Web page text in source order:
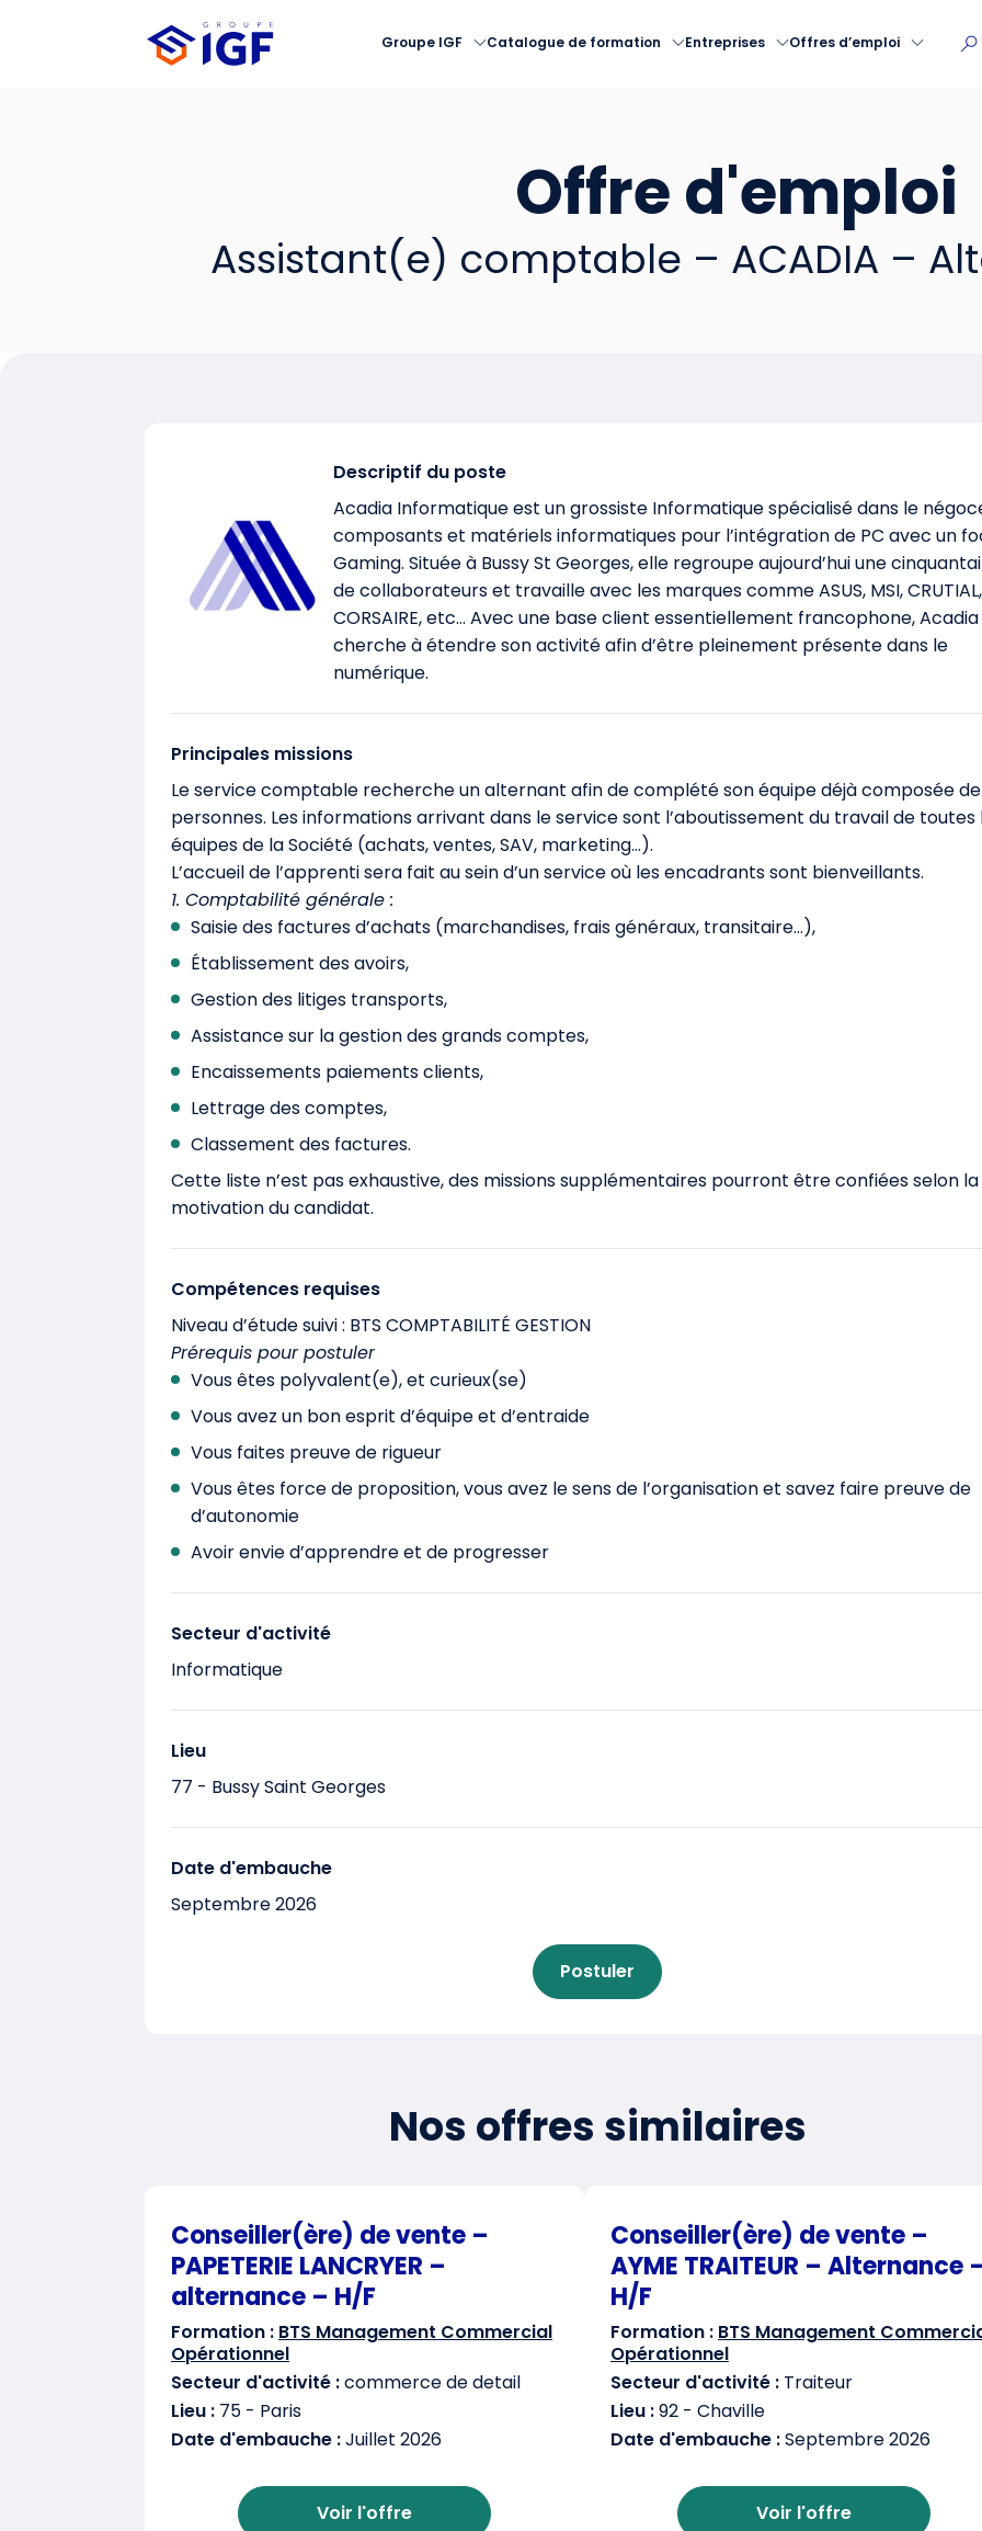
Groupe IGF Catalogue de formation Entreprises Offres d’emploi
Offre d'emploi
Assistant(e) comptable – ACADIA –
Descriptif du poste
Acadia Informatique est un grossiste Informatique spécialisé dans le
composants et matériels informatiques pour l’intégration de PC avec un
Gaming. Située à Bussy St Georges, elle regroupe aujourd’hui une
de collaborateurs et travaille avec les marques comme ASUS, MSI, CRUTIAL,
CORSAIRE, etc… Avec une base client essentiellement francophone, Acadia
cherche à étendre son activité afin d’être pleinement présente dans le
numérique.
Principales missions
Le service comptable recherche un alternant afin de complété son équipe déjà composée
personnes. Les informations arrivant dans le service sont l’aboutissement du travail de toutes
équipes de la Société (achats, ventes, SAV, marketing…).
L’accueil de l’apprenti sera fait au sein d’un service où les encadrants sont bienveillants.
1. Comptabilité générale :
Saisie des factures d’achats (marchandises, frais généraux, transitaire…),
Établissement des avoirs,
Gestion des litiges transports,
Assistance sur la gestion des grands comptes,
Encaissements paiements clients,
Lettrage des comptes,
Classement des factures.
Cette liste n’est pas exhaustive, des missions supplémentaires pourront être confiées selon la
motivation du candidat.
Compétences requises
Niveau d’étude suivi : BTS COMPTABILITÉ GESTION
Prérequis pour postuler
Vous êtes polyvalent(e), et curieux(se)
Vous avez un bon esprit d’équipe et d’entraide
Vous faites preuve de rigueur
Vous êtes force de proposition, vous avez le sens de l’organisation et savez faire preuve de
d’autonomie
Avoir envie d’apprendre et de progresser
Secteur d'activité
Informatique
Lieu
77 - Bussy Saint Georges
Date d'embauche
Septembre 2026
Postuler
Nos offres similaires
Conseiller(ère) de vente –
PAPETERIE LANCRYER –
alternance – H/F
Formation : BTS Management Commercial
Opérationnel
Secteur d'activité :commerce de detail
Lieu : 75 - Paris
Date d'embauche :Juillet 2026
Voir l'offre
Conseiller(ère) de vente –
AYME TRAITEUR – Alternance
H/F
Formation : BTS Management
Opérationnel
Secteur d'activité : Traiteur
Lieu :92 - Chaville
Date d'embauche :Septembre 2026
Voir l'offre